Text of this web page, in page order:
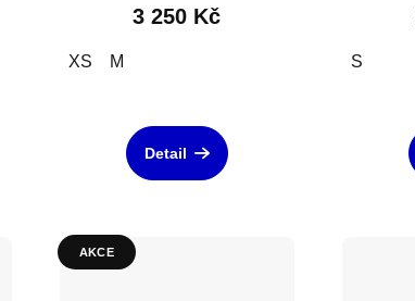
Blue
3 250 Kč
XS M
Detail
S
AKCE